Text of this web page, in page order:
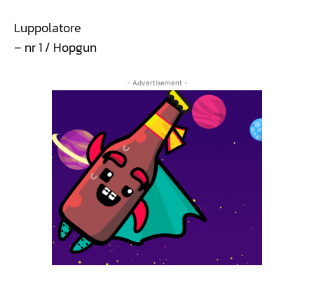
Luppolatore
– nr 1 / Hopgun
- Advertisement -